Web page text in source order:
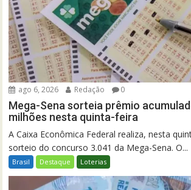
ago 6, 2026 Redação 0
Mega-Sena sorteia prêmio
milhões nesta quinta-feira
A Caixa Econômica Federal realiza, nesta
sorteio do concurso 3.041 da Mega-Sena. O...
Brasil Destaque Loterias